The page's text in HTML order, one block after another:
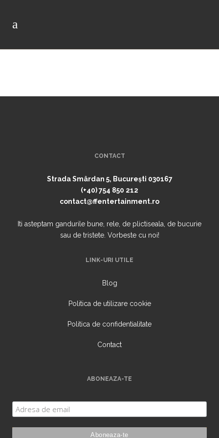
CONTACT
Strada Smârdan 5, București 030167
(+40) 754 850 212
contact@ffentertainment.ro
Iti asteptam gandurile bune, rele, de plictiseala, de bucurie
sau de tristete. Vorbeste cu noi!
LINK-URI UTILE
Blog
Politica de utilizare cookie
Politica de confidentialitate
Contact
ABONEAZA-TE